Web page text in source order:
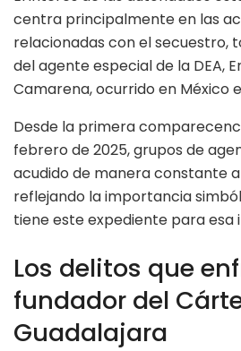
centra principalmente en las
relacionadas con el secuestro,
del agente especial de la DEA,
Camarena, ocurrido en México
Desde la primera
febrero de 2025, grupos de
acudido de manera constante a
reflejando la importancia
tiene este expediente para esa
Los delitos que
fundador del
Guadalajara